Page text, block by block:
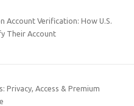
Account Verification: How U.S.
Their Account
Privacy, Access & Premium